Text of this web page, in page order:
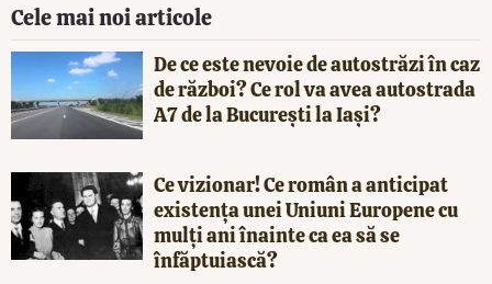
Cele mai noi articole
De ce este nevoie de autostrăzi în caz
de război? Ce rol va avea autostrada
A7 de la București la Iași?
Ce vizionar! Ce român a anticipat
existența unei Uniuni Europene cu
mulți ani înainte ca ea să se
înfăptuiască?